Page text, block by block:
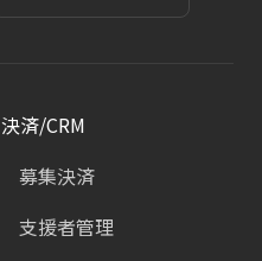
決済/CRM
募集決済
支援者管理